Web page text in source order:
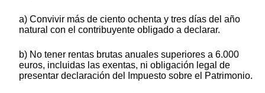
a) Convivir más de ciento ochenta y tres días del año
natural con el contribuyente obligado a declarar.
b) No tener rentas brutas anuales superiores a 6.000
euros, incluidas las exentas, ni obligación legal de
presentar declaración del Impuesto sobre el Patrimonio.